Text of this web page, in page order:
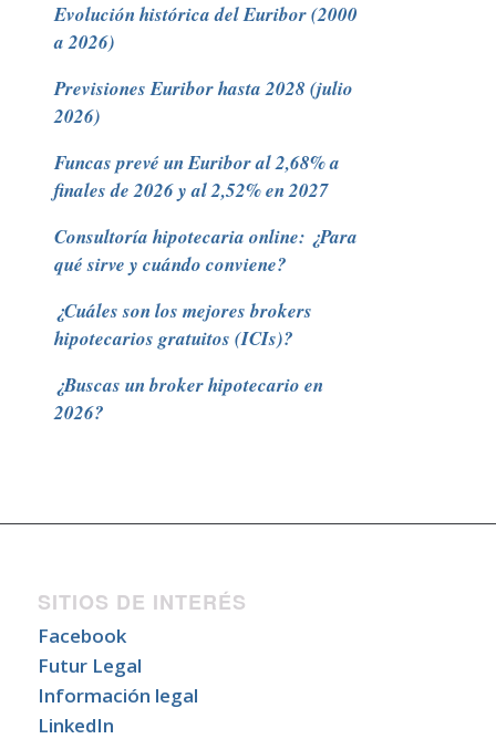
Evolución histórica del Euribor (2000
a 2026)
Previsiones Euribor hasta 2028 (julio
2026)
Funcas prevé un Euribor al 2,68% a
finales de 2026 y al 2,52% en 2027
Consultoría hipotecaria online: ¿Para
qué sirve y cuándo conviene?
¿Cuáles son los mejores brokers
hipotecarios gratuitos (ICIs)?
¿Buscas un broker hipotecario en
2026?
SITIOS DE INTERÉS
Facebook
Futur Legal
Información legal
LinkedIn